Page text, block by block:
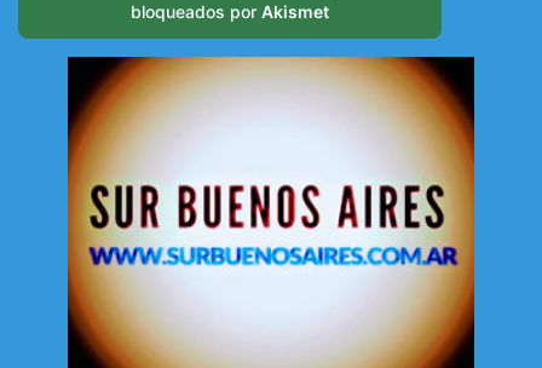
bloqueados por Akismet